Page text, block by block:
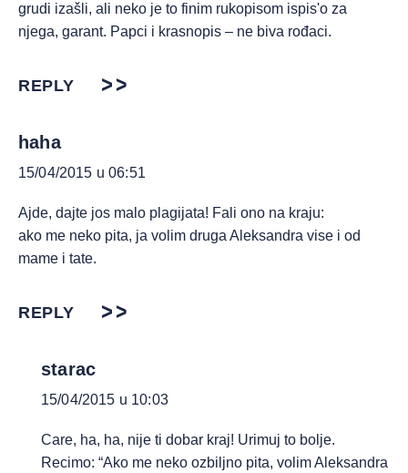
grudi izašli, ali neko je to finim rukopisom ispis'o za
njega, garant. Papci i krasnopis – ne biva rođaci.
REPLY
haha
15/04/2015 u 06:51
Ajde, dajte jos malo plagijata! Fali ono na kraju:
ako me neko pita, ja volim druga Aleksandra vise i od
mame i tate.
REPLY
starac
15/04/2015 u 10:03
Care, ha, ha, nije ti dobar kraj! Urimuj to bolje.
Recimo: “Ako me neko ozbiljno pita, volim Aleksandra